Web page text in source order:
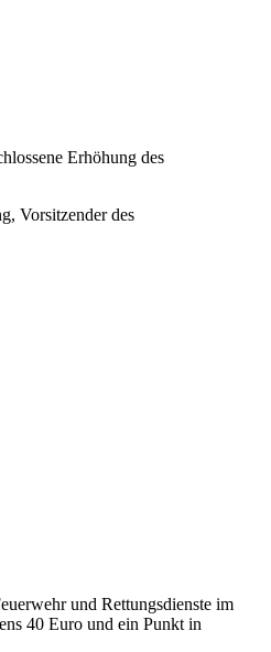
Erhöhung des
Vorsitzender des
und Rettungsdienste im
40 Euro und ein Punkt in